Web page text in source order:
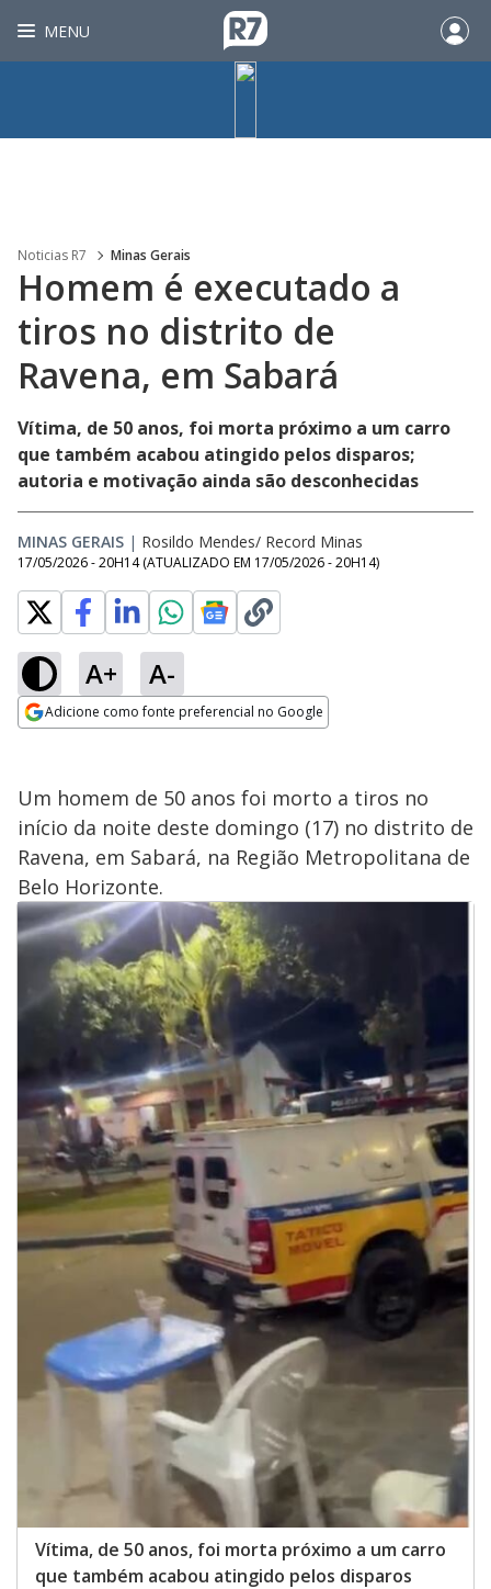
MENU
Noticias R7 Minas Gerais
Homem é executado a
tiros no distrito de
Ravena, em Sabará
Vítima, de 50 anos, foi morta próximo a um carro
que também acabou atingido pelos disparos;
autoria e motivação ainda são desconhecidas
MINAS GERAIS | Rosildo Mendes/ Record Minas
17/05/2026 - 20H14 (ATUALIZADO EM 17/05/2026 - 20H14)
A+ A-
Adicione como fonte preferencial no Google
Um homem de 50 anos foi morto a tiros no
início da noite deste domingo (17) no distrito de
Ravena, em Sabará, na Região Metropolitana de
Belo Horizonte.
Vítima, de 50 anos, foi morta próximo a um carro
que também acabou atingido pelos disparos